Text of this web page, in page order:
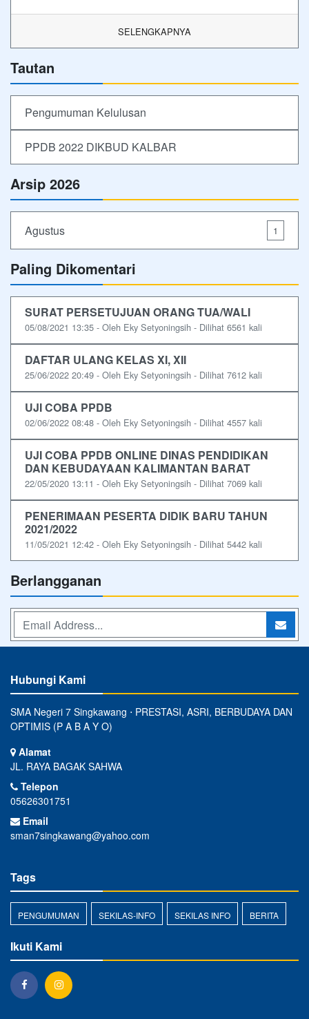
SELENGKAPNYA
Tautan
Pengumuman Kelulusan
PPDB 2022 DIKBUD KALBAR
Arsip 2026
Agustus 1
Paling Dikomentari
SURAT PERSETUJUAN ORANG TUA/WALI
05/08/2021 13:35 - Oleh Eky Setyoningsih - Dilihat 6561 kali
DAFTAR ULANG KELAS XI, XII
25/06/2022 20:49 - Oleh Eky Setyoningsih - Dilihat 7612 kali
UJI COBA PPDB
02/06/2022 08:48 - Oleh Eky Setyoningsih - Dilihat 4557 kali
UJI COBA PPDB ONLINE DINAS PENDIDIKAN
DAN KEBUDAYAAN KALIMANTAN BARAT
22/05/2020 13:11 - Oleh Eky Setyoningsih - Dilihat 7069 kali
PENERIMAAN PESERTA DIDIK BARU TAHUN
2021/2022
11/05/2021 12:42 - Oleh Eky Setyoningsih - Dilihat 5442 kali
Berlangganan
Hubungi Kami
SMA Negeri 7 Singkawang ⋅ PRESTASI, ASRI, BERBUDAYA DAN
OPTIMIS (P A B A Y O)
Alamat
JL. RAYA BAGAK SAHWA
Telepon
05626301751
Email
sman7singkawang@yahoo.com
Tags
PENGUMUMAN SEKILAS-INFO SEKILAS INFO BERITA
Ikuti Kami